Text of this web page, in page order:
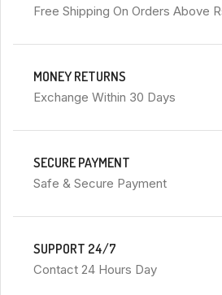
Free Shipping On Orders Above
MONEY RETURNS
Exchange Within 30 Days
SECURE PAYMENT
Safe & Secure Payment
SUPPORT 24/7
Contact 24 Hours Day